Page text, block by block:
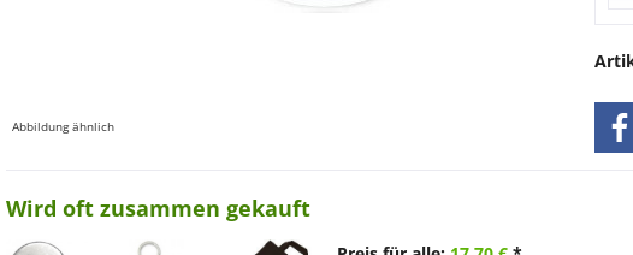
Abbildung ähnlich
Wird oft zusammen gekauft